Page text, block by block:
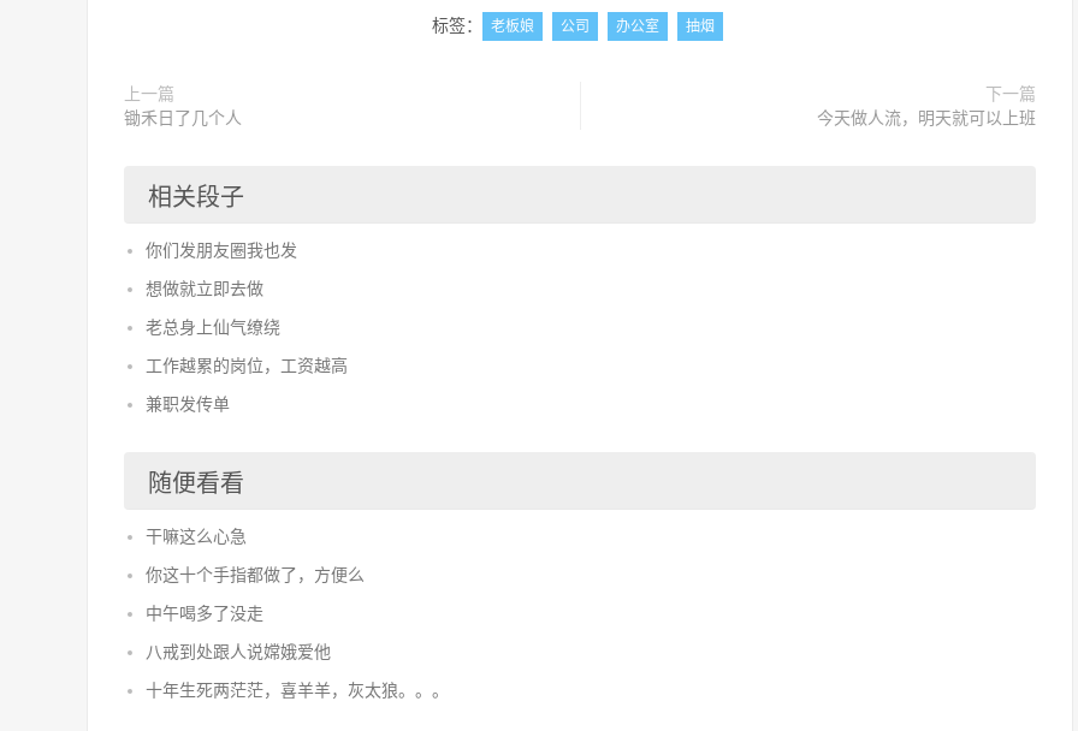
标签： 老板娘 公司 办公室 抽烟
上一篇
锄禾日了几个人
下一篇
今天做人流，明天就可以上班
相关段子
你们发朋友圈我也发
想做就立即去做
老总身上仙气缭绕
工作越累的岗位，工资越高
兼职发传单
随便看看
干嘛这么心急
你这十个手指都做了，方便么
中午喝多了没走
八戒到处跟人说嫦娥爱他
十年生死两茫茫，喜羊羊，灰太狼。。。